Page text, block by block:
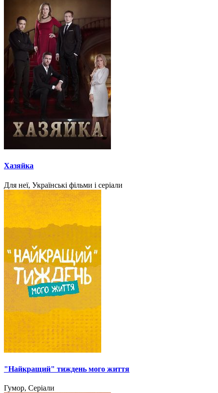
Хазяйка
Для неї, Українські фільми і серіали
"Найкращий" тиждень мого життя
Гумор, Серіали